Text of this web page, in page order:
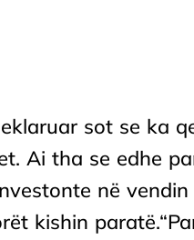
sot se ka
Ai tha se edhe
në
kishin